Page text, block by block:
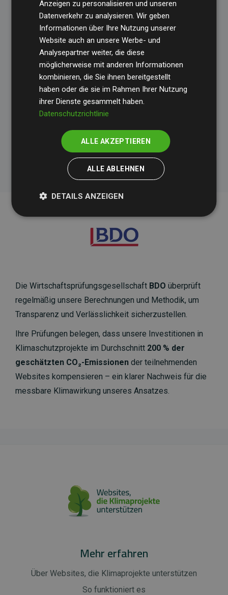
Standardverifiziert und erfüllen höchste
Anforderungen an Qualität, tatsächliche
Klimawirkung und Transparenz. Weitere
Informationen zu den einzelnen Projekten finden
Sie hier.
Initiative Websites, die Klimaprojekte unterstützen
Die Wirtschaftsprüfungsgesellschaft BDO überprüft
regelmäßig unsere Berechnungen und Methodik, um
Transparenz und Verlässlichkeit sicherzustellen.
Ihre Prüfungen belegen, dass unsere Investitionen in
Klimaschutzprojekte im Durchschnitt 200 % der
geschätzten CO₂-Emissionen der teilnehmenden
Websites kompensieren – ein klarer Nachweis für die
messbare Klimawirkung unseres Ansatzes.
Mehr erfahren
Über Websites, die Klimaprojekte unterstützen
So funktioniert es
Anzeigen zu personalisieren und unseren
Datenverkehr zu analysieren. Wir geben
Informationen über Ihre Nutzung unserer
Website auch an unsere Werbe- und
Analysepartner weiter, die diese
möglicherweise mit anderen Informationen
kombinieren, die Sie ihnen bereitgestellt
haben oder die sie im Rahmen Ihrer Nutzung
ihrer Dienste gesammelt haben.
Datenschutzrichtlinie
ALLE AKZEPTIEREN
ALLE ABLEHNEN
DETAILS ANZEIGEN